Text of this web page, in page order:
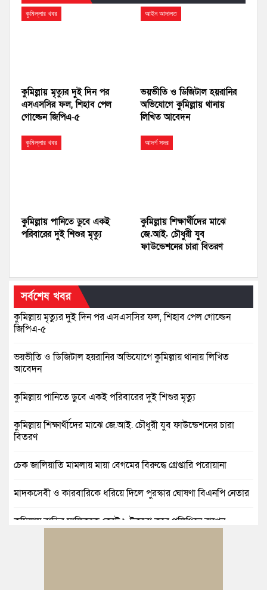
কুমিল্লার খবর
কুমিল্লায় মৃত্যুর দুই দিন পর
এসএসসির ফল, শিহাব পেল
গোল্ডেন জিপিএ-৫
আইন আদালত
ভয়ভীতি ও ডিজিটাল হয়রানির
অভিযোগে কুমিল্লায় থানায়
লিখিত আবেদন
কুমিল্লার খবর
কুমিল্লায় পানিতে ডুবে একই
পরিবারের দুই শিশুর মৃত্যু
আদর্শ সদর
কুমিল্লায় শিক্ষার্থীদের মাঝে
জে.আই. চৌধুরী যুব
ফাউন্ডেশনের চারা বিতরণ
সর্বশেষ খবর
কুমিল্লায় মৃত্যুর দুই দিন পর এসএসসির ফল, শিহাব পেল গোল্ডেন
জিপিএ-৫
ভয়ভীতি ও ডিজিটাল হয়রানির অভিযোগে কুমিল্লায় থানায় লিখিত
আবেদন
কুমিল্লায় পানিতে ডুবে একই পরিবারের দুই শিশুর মৃত্যু
কুমিল্লায় শিক্ষার্থীদের মাঝে জে.আই. চৌধুরী যুব ফাউন্ডেশনের চারা
বিতরণ
চেক জালিয়াতি মামলায় মায়া বেগমের বিরুদ্ধে গ্রেপ্তারি পরোয়ানা
মাদকসেবী ও কারবারিকে ধরিয়ে দিলে পুরস্কার ঘোষণা বিএনপি নেতার
কুমিল্লায় বাড়ির মালিককে কেটে ৯ টুকরো করে পলিথিনে রাখেন